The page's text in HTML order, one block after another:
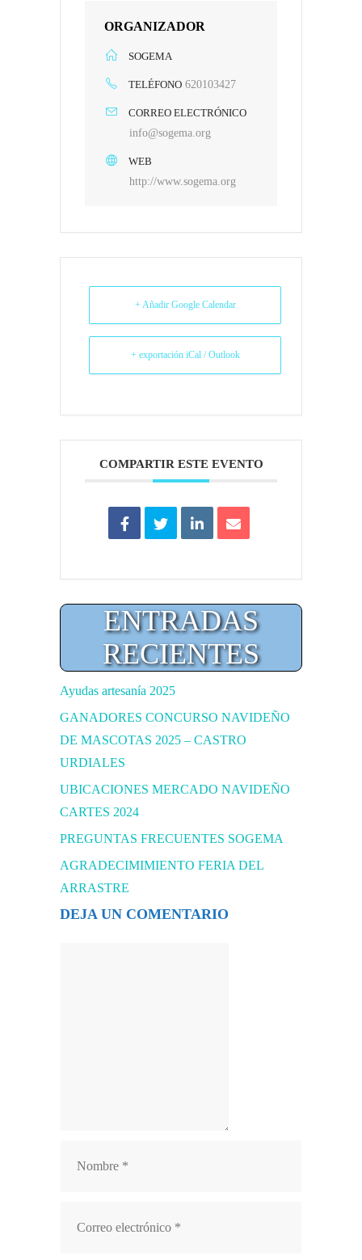
La organización proporcionará a las
ORGANIZADOR
SOGEMA
TELÉFONO 620103427
CORREO ELECTRÓNICO
info@sogema.org
WEB
http://www.sogema.org
+ Añadir Google Calendar
+ exportación iCal / Outlook
COMPARTIR ESTE EVENTO
ENTRADAS
RECIENTES
Ayudas artesanía 2025
GANADORES CONCURSO NAVIDEÑO
DE MASCOTAS 2025 – CASTRO
URDIALES
UBICACIONES MERCADO NAVIDEÑO
CARTES 2024
PREGUNTAS FRECUENTES SOGEMA
AGRADECIMIMIENTO FERIA DEL
ARRASTRE
DEJA UN COMENTARIO
electrónico